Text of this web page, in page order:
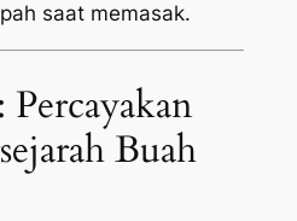
saat memasak.
Buah